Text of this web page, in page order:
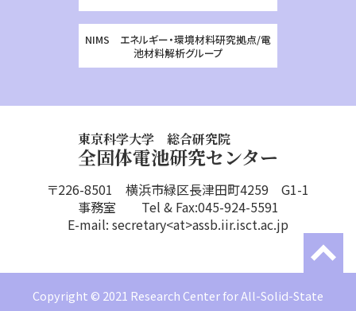
NIMS エネルギー・環境材料研究拠点/電
池材料解析グループ
東京科学大学 総合研究院
全固体電池研究センター
〒226-8501 横浜市緑区長津田町4259 G1-1
事務室 Tel & Fax:045-924-5591
E-mail: secretary<at>assb.iir.isct.ac.jp
Copyright © 2021 Research Center for All-Solid-State